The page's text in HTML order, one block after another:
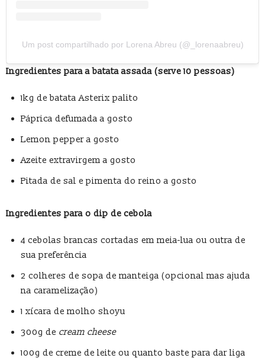
Um post compartilhado por Lorena Abreu (@_lorenaabreu)
Ingredientes para a batata assada (serve 10 pessoas)
1kg de batata Asterix palito
Páprica defumada a gosto
Lemon pepper a gosto
Azeite extravirgem a gosto
Pitada de sal e pimenta do reino a gosto
Ingredientes para o dip de cebola
4 cebolas brancas cortadas em meia-lua ou outra de
sua preferência
2 colheres de sopa de manteiga (opcional mas ajuda
na caramelização)
1 xícara de molho shoyu
300g de cream cheese
100g de creme de leite ou quanto baste para dar liga